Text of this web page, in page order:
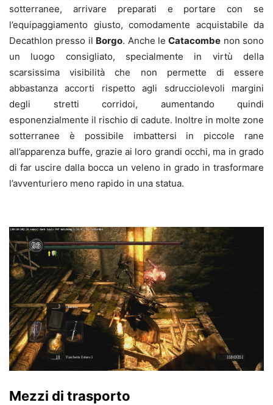
sotterranee, arrivare preparati e portare con se
l’equipaggiamento giusto, comodamente acquistabile da
Decathlon presso il Borgo. Anche leCatacombe non sono
un luogo consigliato, specialmente in virtù della
scarsissima visibilità che non permette di essere
abbastanza accorti rispetto agli sdrucciolevoli margini
degli stretti corridoi, aumentando quindi
esponenzialmente il rischio di cadute. Inoltre in molte zone
sotterranee è possibile imbattersi in piccole rane
all’apparenza buffe, grazie ai loro grandi occhi, ma in grado
di far uscire dalla bocca un veleno in grado in trasformare
l’avventuriero meno rapido in una statua.
Mezzi di trasporto